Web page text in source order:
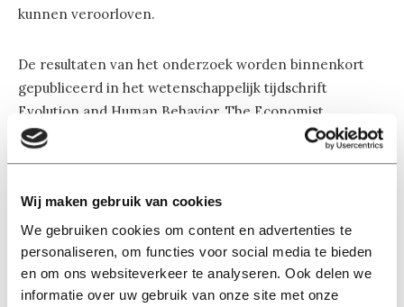
Wij maken gebruik van cookies
We gebruiken cookies om content en advertenties te
personaliseren, om functies voor social media te bieden
en om ons websiteverkeer te analyseren. Ook delen we
informatie over uw gebruik van onze site met onze
kunnen veroorloven.
De resultaten van het onderzoek worden binnenkort
gepubliceerd in het wetenschappelijk tijdschrift
Evolution and Human Behavior. The Economist
publiceerde al een uitgebreid
van de
Lees ook